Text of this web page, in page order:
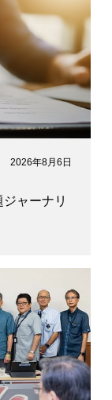
2026年8月6日
ャーナリ